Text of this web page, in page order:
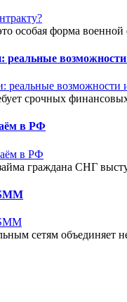
особая форма
срочных
в РФ
граждана СНГ
сетям объединяет